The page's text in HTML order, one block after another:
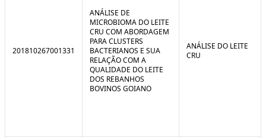
201810267001331
ANÁLISE DE
MICROBIOMA DO LEITE
CRU COM ABORDAGEM
PARA CLUSTERS
BACTERIANOS E SUA
RELAÇÃO COM A
QUALIDADE DO LEITE
DOS REBANHOS
BOVINOS GOIANO
ANÁLISE DO LEITE
CRU